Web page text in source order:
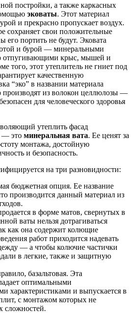
постройки, а также каркасных
эковаты. Этот материал
и прекрасно пропускает воздух.
сохраняет свои положительные
его портить не будут. Эковата
и бурой — минеральными
отпугивающими крыс, мышей и
того, этот утеплитель не гниет под
качественную
“эко” в названии материала
производят из волокон целлюлозы —
для человеческого здоровья
утеплить фасад
— это минеральная вата. Ее ценят за
монтажа, достойную
и безопасность.
на три разновидности:
бюджетная опция. Ее название
производится данный материал из
в форме матов, свернутых в
ваты нельзя дотрагиваться
как она содержит колющие
работ приходится надевать
— а чтобы колючие частички
в легкие, также и защитную
базальтовая. Эта
оптимальными
характеристиками и выпускается в
с монтажом которых не
сложностей.